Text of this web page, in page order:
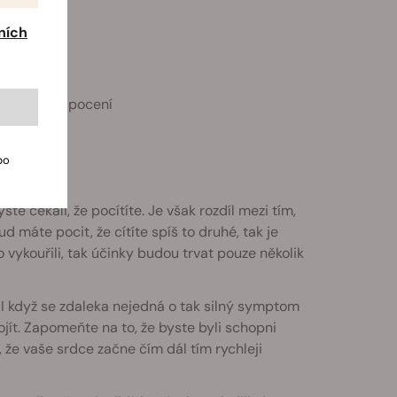
Nadměrné pocení
čekali, že pocítíte. Je však rozdíl mezi tím,
máte pocit, že cítíte spíš to druhé, tak je
tak účinky budou trvat pouze několik
se zdaleka nejedná o tak silný symptom
Zapomeňte na to, že byste byli schopni
vaše srdce začne čím dál tím rychleji